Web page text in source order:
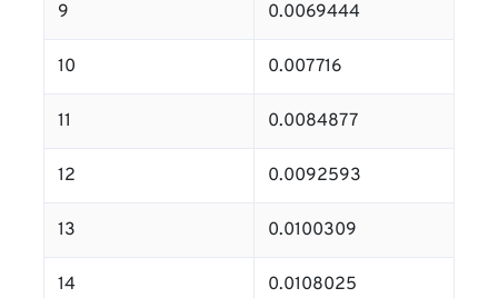
9 0.0069444
10 0.007716
11 0.0084877
12 0.0092593
13 0.0100309
14 0.0108025